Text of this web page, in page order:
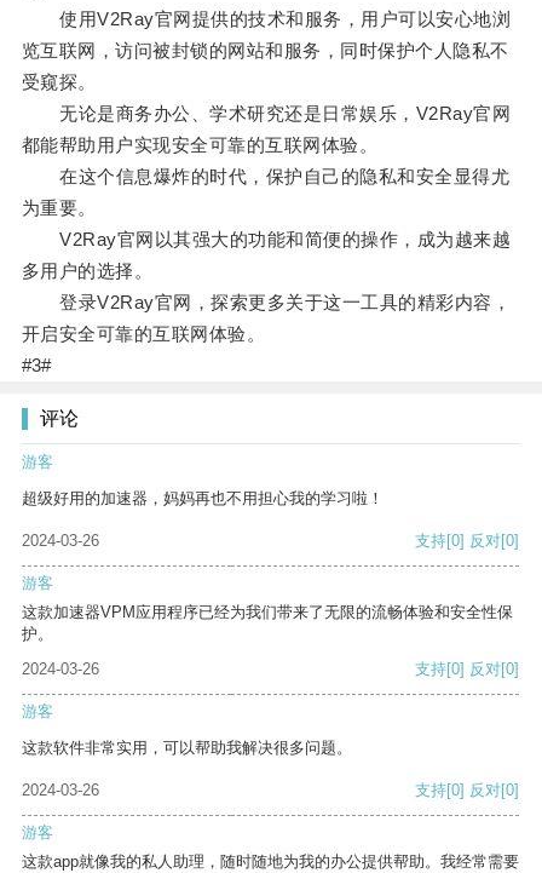
使用V2Ray官网提供的技术和服务，用户可以安心地浏
览互联网，访问被封锁的网站和服务，同时保护个人隐私不
受窥探。
无论是商务办公、学术研究还是日常娱乐，V2Ray官网
都能帮助用户实现安全可靠的互联网体验。
在这个信息爆炸的时代，保护自己的隐私和安全显得尤
为重要。
V2Ray官网以其强大的功能和简便的操作，成为越来越
多用户的选择。
登录V2Ray官网，探索更多关于这一工具的精彩内容，
开启安全可靠的互联网体验。
#3#
评论
游客
超级好用的加速器，妈妈再也不用担心我的学习啦！
2024-03-26 支持[0] 反对[0]
游客
这款加速器VPM应用程序已经为我们带来了无限的流畅体验和安全性保
护。
2024-03-26
支持[0] 反对[0]
游客
这款软件非常实用，可以帮助我解决很多问题。
2024-03-26 支持[0] 反对[0]
游客
这款app就像我的私人助理，随时随地为我的办公提供帮助。我经常需要